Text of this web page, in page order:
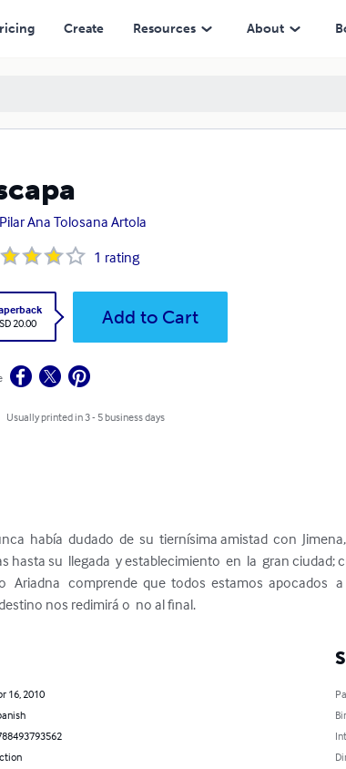
Create Resources About
Pilar Ana Tolosana Artola
1 rating
20.00
Add to Cart
Usually printed in 3 - 5 business days
había  dudado  de  su  tiernísima amistad  con
hasta su  llegada  y establecimiento  en  la  gran ciudad;
Ariadna   comprende  que  todos  estamos  apocados   a
nos redimirá o  no al final.
16, 2010